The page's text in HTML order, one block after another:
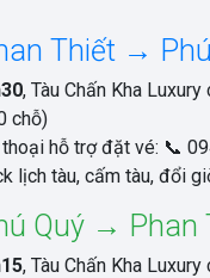
Thiết →
, Tàu Chấn Kha Luxury
chỗ)
hỗ trợ đặt vé: 📞
lịch tàu, cấm tàu, đổi
Quý → Phan
, Tàu Chấn Kha Luxury